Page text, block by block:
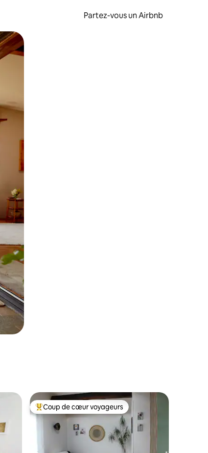
Partez-vous un Airbnb
les faisant glisser.
Coup de cœur voyageurs parmi les plus aimés
Coup de cœur voyageurs